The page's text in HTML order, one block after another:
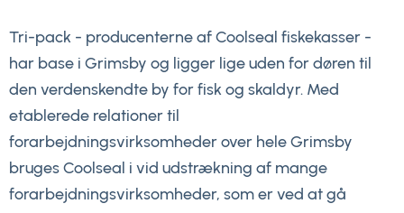
Tri-pack - producenterne af Coolseal fiskekasser -
har base i Grimsby og ligger lige uden for døren til
den verdenskendte by for fisk og skaldyr. Med
etablerede relationer til
forarbejdningsvirksomheder over hele Grimsby
bruges Coolseal i vid udstrækning af mange
forarbejdningsvirksomheder, som er ved at gå